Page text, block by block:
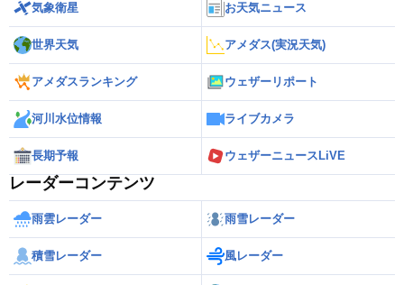
気象衛星 お天気ニュース
世界天気 アメダス(実況天気)
アメダスランキング ウェザーリポート
河川水位情報 ライブカメラ
長期予報 ウェザーニュースLiVE
レーダーコンテンツ
雨雲レーダー 雨雪レーダー
積雪レーダー 風レーダー